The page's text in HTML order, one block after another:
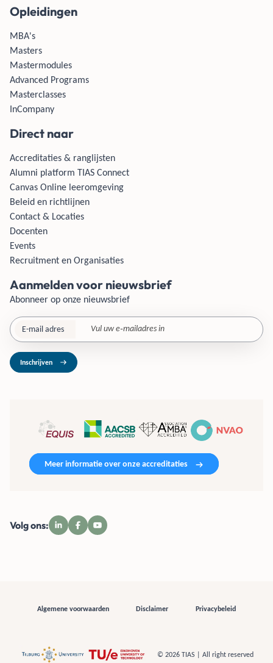
Opleidingen
MBA's
Masters
Mastermodules
Advanced Programs
Masterclasses
InCompany
Direct naar
Accreditaties & ranglijsten
Alumni platform TIAS Connect
Canvas Online leeromgeving
Beleid en richtlijnen
Contact & Locaties
Docenten
Events
Recruitment en Organisaties
Aanmelden voor nieuwsbrief
Abonneer op onze nieuwsbrief
E-mail adres
Inschrijven
Meer informatie over onze accreditaties
Volg ons:
Algemene voorwaarden Disclaimer Privacybeleid
© 2026 TIAS | All right reserved